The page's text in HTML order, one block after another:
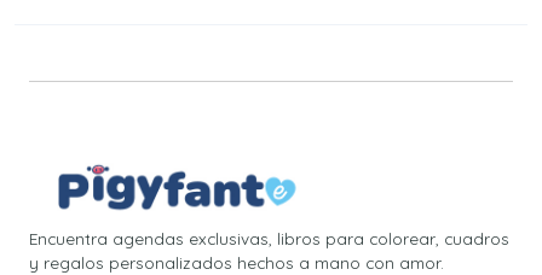
Encuentra agendas exclusivas, libros para colorear, cuadros
y regalos personalizados hechos a mano con amor.